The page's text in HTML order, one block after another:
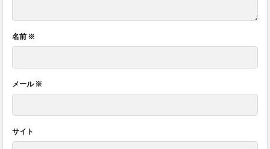
名前 ※
メール※
サイト